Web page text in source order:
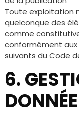
Toute exploitation
quelconque des
comme
conformément aux
suivants du Code
6.